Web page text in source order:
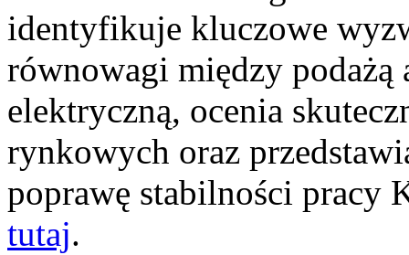
identyfikuje kluczowe
równowagi między podażą
elektryczną, ocenia
rynkowych oraz
poprawę stabilności pracy
tutaj.